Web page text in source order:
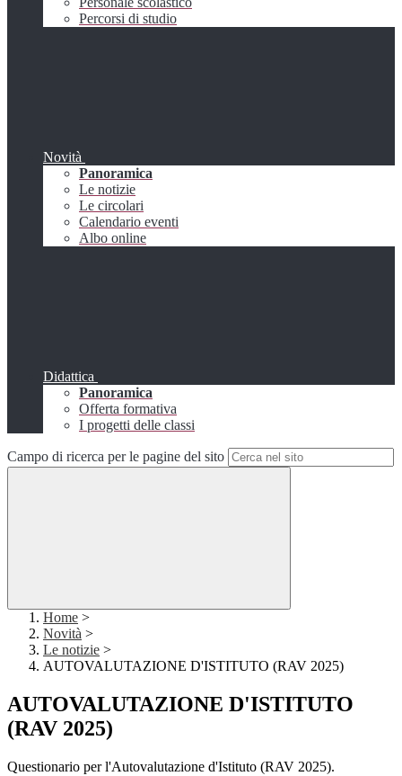
Percorsi di studio
Novità
Panoramica
Le notizie
Le circolari
Calendario eventi
Albo online
Didattica
Panoramica
Offerta formativa
I progetti delle classi
Campo di ricerca per le pagine del sito
Home >
Novità >
Le notizie >
AUTOVALUTAZIONE D'ISTITUTO (RAV 2025)
AUTOVALUTAZIONE D'ISTITUTO
(RAV 2025)
Questionario per l'Autovalutazione d'Istituto (RAV 2025).